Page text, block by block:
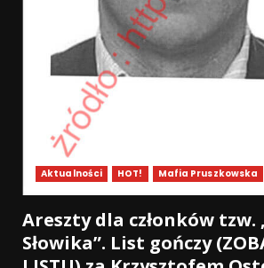
Aktualności HOT! Mafia Pruszkowska
Areszty dla członków tzw.
Słowika”. List gończy